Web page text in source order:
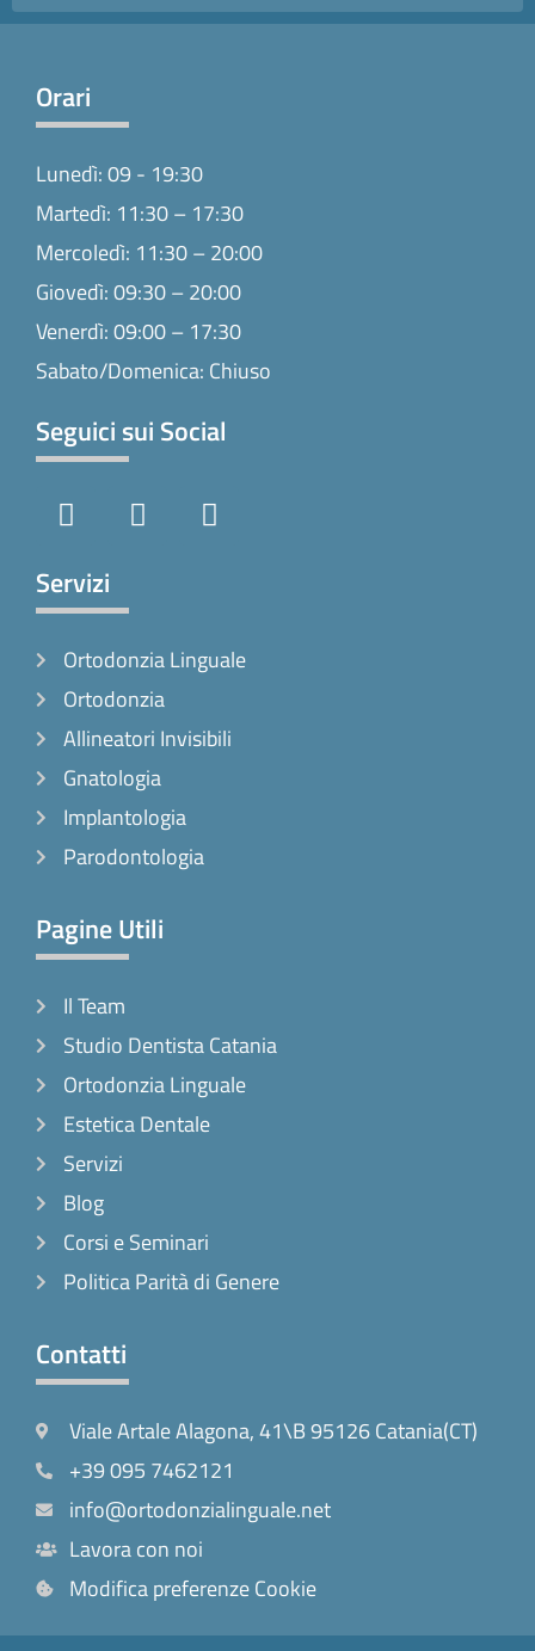
Orari
Lunedì: 09 - 19:30
Martedì: 11:30 – 17:30
Mercoledì: 11:30 – 20:00
Giovedì: 09:30 – 20:00
Venerdì: 09:00 – 17:30
Sabato/Domenica: Chiuso
Seguici sui Social
a
e
b
o
k
-
f
n
r
a
m
i
Servizi
Ortodonzia Linguale
Ortodonzia
Allineatori Invisibili
Gnatologia
Implantologia
Parodontologia
Pagine Utili
Il Team
Studio Dentista Catania
Ortodonzia Linguale
Estetica Dentale
Servizi
Blog
Corsi e Seminari
Politica Parità di Genere
Contatti
Viale Artale Alagona, 41\B 95126 Catania(CT)
+39 095 7462121
info@ortodonzialinguale.net
Lavora con noi
Modifica preferenze Cookie